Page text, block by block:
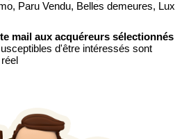
Paru Vendu, Belles demeures, Lux
mail aux acquéreurs sélectionnés
d'être intéressés sont